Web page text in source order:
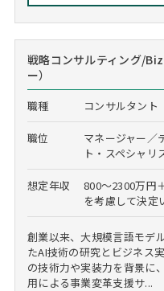
戦略コンサルティング/
ー）
職種 コンサルタント
職位
マネージャー／
ト・スペシャリ
想定年収
800～2300万円
を考慮して決定
創業以来、大規模言語モデ
たAI技術の研究とビジネス
の技術力や実装力を背景に
用による事業変革支援サ...